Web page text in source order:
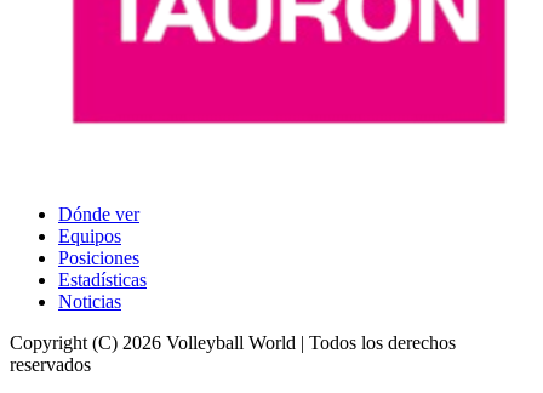
Dónde ver
Equipos
Posiciones
Estadísticas
Noticias
Copyright (C) 2026 Volleyball World | Todos los derechos
reservados